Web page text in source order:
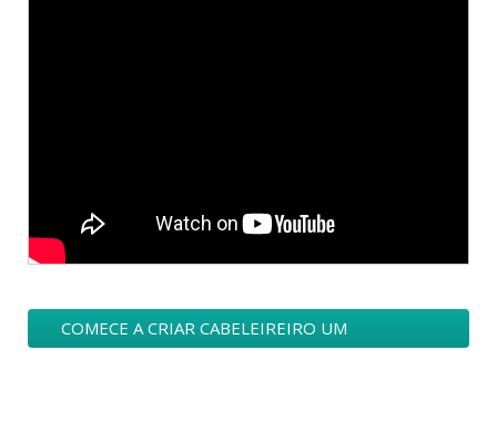
COMECE A CRIAR CABELEIREIRO UM